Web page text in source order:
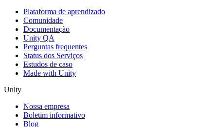
Plataforma de aprendizado
Comunidade
Documentação
Unity QA
Perguntas frequentes
Status dos Serviços
Estudos de caso
Made with Unity
Unity
Nossa empresa
Boletim informativo
Blog